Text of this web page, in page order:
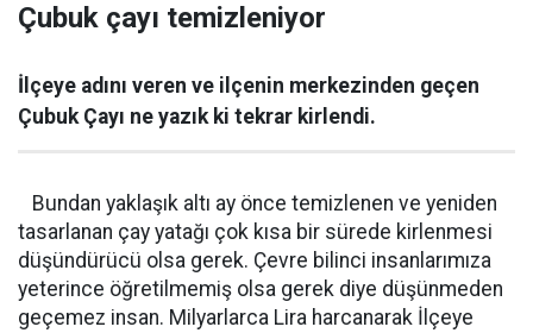
Çubuk çayı temizleniyor
İlçeye adını veren ve ilçenin merkezinden geçen
Çubuk Çayı ne yazık ki tekrar kirlendi.
Bundan yaklaşık altı ay önce temizlenen ve yeniden
tasarlanan çay yatağı çok kısa bir sürede kirlenmesi
düşündürücü olsa gerek. Çevre bilinci insanlarımıza
yeterince öğretilmemiş olsa gerek diye düşünmeden
geçemez insan. Milyarlarca Lira harcanarak İlçeye